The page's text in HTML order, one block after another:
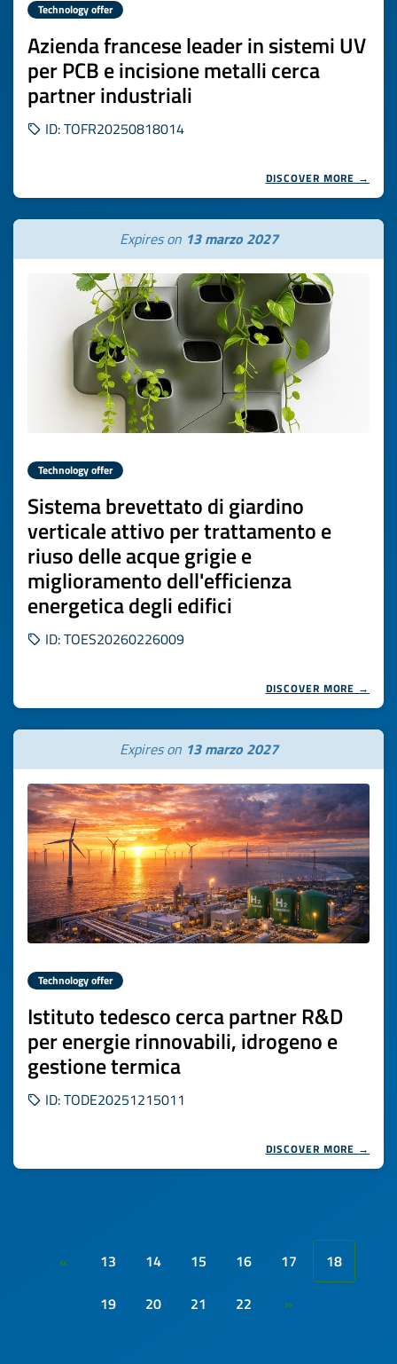
Technology offer
Azienda francese leader in sistemi UV
per PCB e incisione metalli cerca
partner industriali
ID: TOFR20250818014
DISCOVER MORE →
Expires on 13 marzo 2027
Technology offer
Sistema brevettato di giardino
verticale attivo per trattamento e
riuso delle acque grigie e
miglioramento dell'efficienza
energetica degli edifici
ID: TOES20260226009
DISCOVER MORE →
Expires on 13 marzo 2027
Technology offer
Istituto tedesco cerca partner R&D
per energie rinnovabili, idrogeno e
gestione termica
ID: TODE20251215011
DISCOVER MORE →
« 13 14 15 16 17
18
19
20 21 22 »